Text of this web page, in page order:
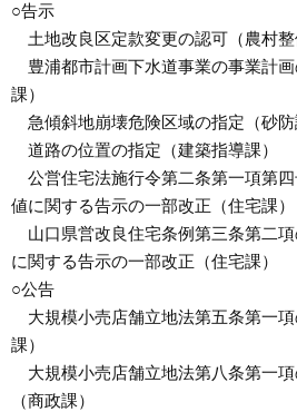
○告示
土地改良区定款変更の認可（農村整
豊浦都市計画下水道事業の事業計
課）
急傾斜地崩壊危険区域の指定（砂防
道路の位置の指定（建築指導課）
公営住宅法施行令第二条第一項第
値に関する告示の一部改正（住宅課）
山口県営改良住宅条例第三条第二
に関する告示の一部改正（住宅課）
○公告
大規模小売店舗立地法第五条第一
課）
大規模小売店舗立地法第八条第一
（商政課）